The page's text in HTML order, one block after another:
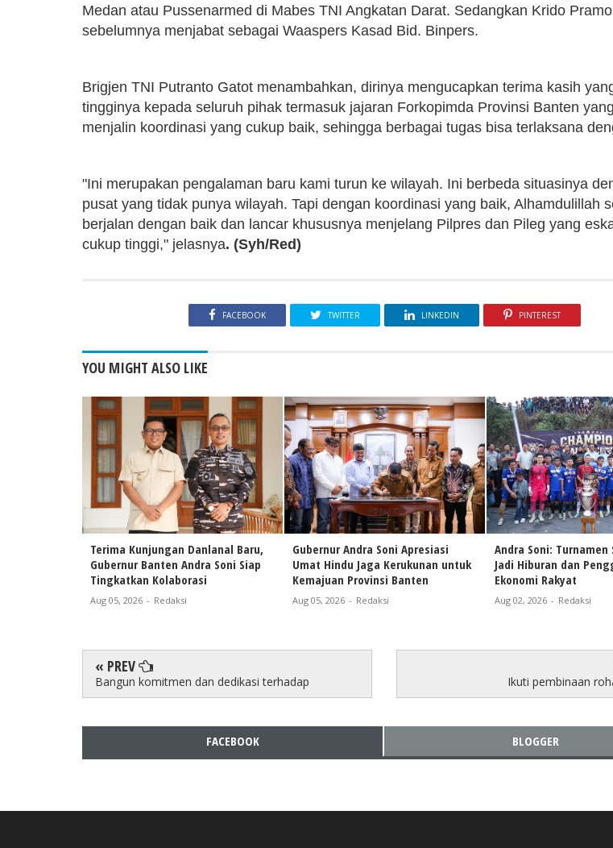
Medan atau Pussenarmed di Mabes TNI Angkatan Darat. Sedangkan Krido
sebelumnya menjabat sebagai Waaspers Kasad Bid. Binpers.
Brigjen TNI Putranto Gatot menambahkan, dirinya mengucapkan terima kasih
tingginya kepada seluruh pihak termasuk jajaran Forkopimda Provinsi Banten
menjalin koordinasi yang cukup baik, sehingga berbagai tugas bisa terlaksana
"Ini merupakan pengalaman baru kami turun ke wilayah. Ini berbeda situasinya
pusat yang tidak punya wilayah. Tapi dengan koordinasi yang baik, Alhamdulillah
berjalan dengan baik dan lancar khususnya menjelang Pilpres dan Pileg yang
cukup tinggi," jelasnya. (Syh/Red)
FACEBOOK TWITTER LINKEDIN PINTEREST
YOU MIGHT ALSO LIKE
Terima Kunjungan Danlanal Baru,
Gubernur Banten Andra Soni Siap
Tingkatkan Kolaborasi
Aug 05, 2026 - Redaksi
Gubernur Andra Soni Apresiasi
Umat Hindu Jaga Kerukunan untuk
Kemajuan Provinsi Banten
Aug 05, 2026 - Redaksi
Andra Soni: Turnamen
Jadi Hiburan dan
Ekonomi Rakyat
Aug 02, 2026 - Redaksi
« PREV
Bangun komitmen dan dedikasi terhadap Ikuti pembinaan
FACEBOOK BLOGGER